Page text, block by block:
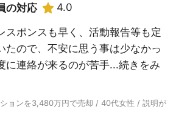
の対応
4.0
スポンスも早く、活動報告等も定
たので、不安に思う事は少なかっ
に連絡が来るのが苦手...続きをみ
ョンを3,480万円で売却 / 40代女性 / 説明が